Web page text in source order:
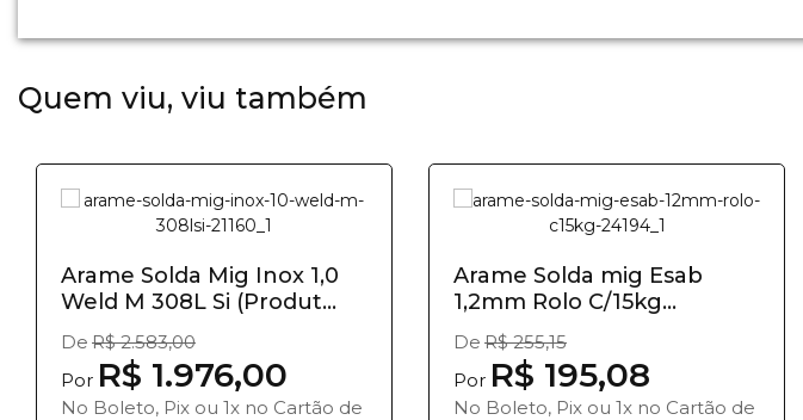
Quem viu, viu também
Arame Solda Mig Inox 1,0
Weld M 308L Si (Produt...
De R$ 2.583,00
Por R$ 1.976,00
No Boleto, Pix ou 1x no Cartão de
Arame Solda mig Esab
1,2mm Rolo C/15kg
(Produto...
De R$ 255,15
Por R$ 195,08
No Boleto, Pix ou 1x no Cartão de